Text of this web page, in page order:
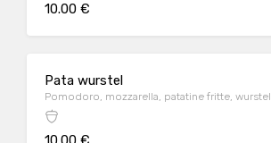
10.00 €
Pata wurstel
Pomodoro, mozzarella, patatine fritte, wurstel